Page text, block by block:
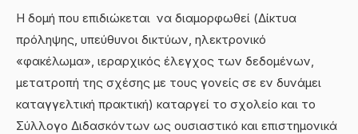
Η δομή που επιδιώκεται να διαμορφωθεί (Δίκτυα
πρόληψης, υπεύθυνοι δικτύων, ηλεκτρονικό
«φακέλωμα», ιεραρχικός έλεγχος των δεδομένων,
μετατροπή της σχέσης με τους γονείς σε εν δυνάμει
καταγγελτική πρακτική) καταργεί το σχολείο και το
Σύλλογο Διδασκόντων ως ουσιαστικό και επιστημονικά